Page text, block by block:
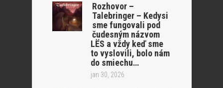
Rozhovor –
Talebringer – Kedysi
sme fungovali pod
čudesným názvom
LËS a vždy keď sme
to vyslovili, bolo nám
do smiechu…
jan 30, 2026